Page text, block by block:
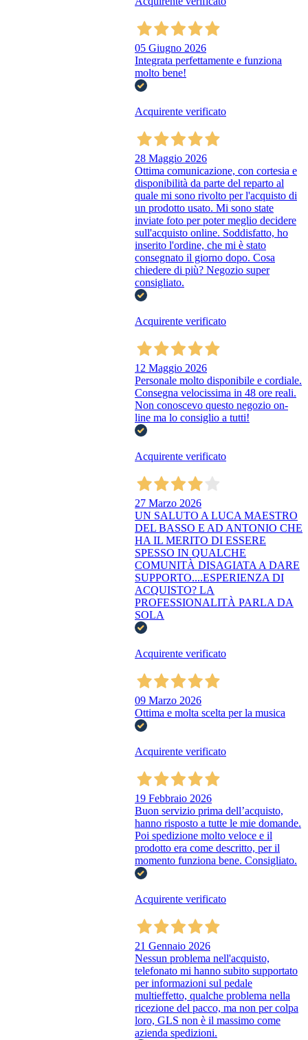
05 Giugno 2026
Integrata perfettamente e funziona
molto bene!
Acquirente verificato
28 Maggio 2026
Ottima comunicazione, con cortesia e
disponibilità da parte del reparto al
quale mi sono rivolto per l'acquisto di
un prodotto usato. Mi sono state
inviate foto per poter meglio decidere
sull'acquisto online. Soddisfatto, ho
inserito l'ordine, che mi è stato
consegnato il giorno dopo. Cosa
chiedere di più? Negozio super
consigliato.
Acquirente verificato
12 Maggio 2026
Personale molto disponibile e cordiale.
Consegna velocissima in 48 ore reali.
Non conoscevo questo negozio on-
line ma lo consiglio a tutti!
Acquirente verificato
27 Marzo 2026
UN SALUTO A LUCA MAESTRO
DEL BASSO E AD ANTONIO CHE
HA IL MERITO DI ESSERE
SPESSO IN QUALCHE
COMUNITÀ DISAGIATA A DARE
SUPPORTO....ESPERIENZA DI
ACQUISTO? LA
PROFESSIONALITÀ PARLA DA
SOLA
Acquirente verificato
09 Marzo 2026
Ottima e molta scelta per la musica
Acquirente verificato
19 Febbraio 2026
Buon servizio prima dell’acquisto,
hanno risposto a tutte le mie domande.
Poi spedizione molto veloce e il
prodotto era come descritto, per il
momento funziona bene. Consigliato.
Acquirente verificato
21 Gennaio 2026
Nessun problema nell'acquisto,
telefonato mi hanno subito supportato
per informazioni sul pedale
multieffetto, qualche problema nella
ricezione del pacco, ma non per colpa
loro, GLS non è il massimo come
azienda spedizioni.